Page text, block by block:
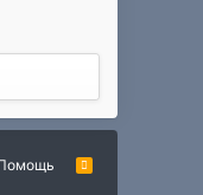
R